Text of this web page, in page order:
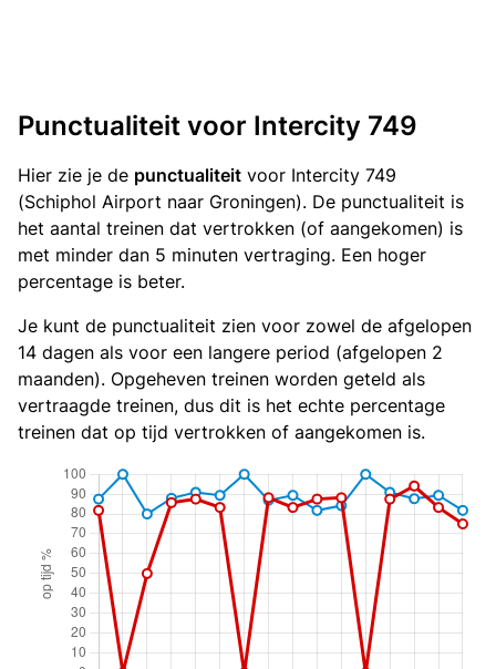
Punctualiteit voor Intercity 749
Hier zie je de punctualiteit voor Intercity 749
(Schiphol Airport naar Groningen). De punctualiteit is
het aantal treinen dat vertrokken (of aangekomen) is
met minder dan 5 minuten vertraging. Een hoger
percentage is beter.
Je kunt de punctualiteit zien voor zowel de afgelopen
14 dagen als voor een langere period (afgelopen 2
maanden). Opgeheven treinen worden geteld als
vertraagde treinen, dus dit is het echte percentage
treinen dat op tijd vertrokken of aangekomen is.